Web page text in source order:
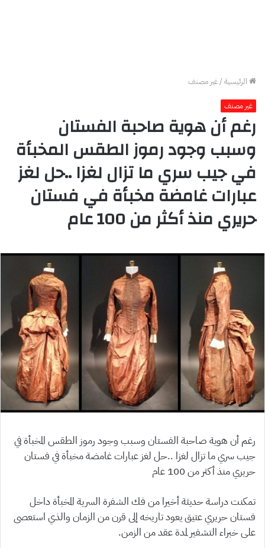
الرئيسية/غير مصنف
غير مصنف
رغم أن هوية صاحبة الفستان
وسبب وجود رموز الطقس المخبأة
في جيب سري ما تزال لغزا ..حل لغز
عبارات غامضة مخبأة في فستان
حريري منذ أكثر من 100 عام
رغم أن هوية صاحبة الفستان وسبب وجود رموز الطقس المخبأة في
جيب سري ما تزال لغزا ..حل لغز عبارات غامضة مخبأة في فستان
حريري منذ أكثر من 100 عام
تمكنت دراسة حديثة أخيرا من فك الشفرة السرية المخبأة داخل
فستان حريري عتيق يعود تاريخه إلى قرن من الزمان والذي استعصى
على خبراء التشفير لمدة عقد من الزمن.